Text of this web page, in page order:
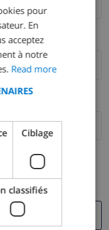
ne fonctionnerait
DUTCH
SPANISH
GERMAN
CATALAN
DANISH
NORWEGIAN
pour
En
acceptez
à notre
Read more
Ciblage
classifiés